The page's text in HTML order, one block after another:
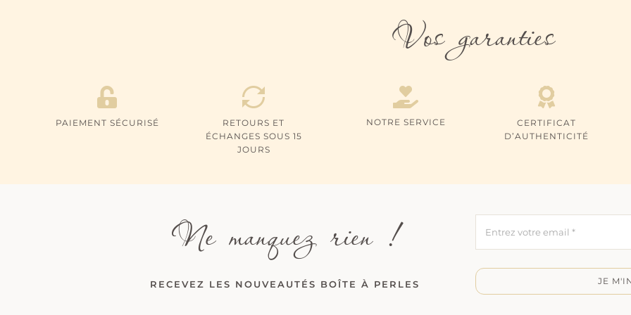
Vos garanties
PAIEMENT SÉCURISÉ
RETOURS ET
ÉCHANGES SOUS 15
JOURS
NOTRE SERVICE
CERTIFICAT
D’AUTHENTICITÉ
Ne manquez rien !
RECEVEZ LES NOUVEAUTÉS BOÎTE À PERLES JE